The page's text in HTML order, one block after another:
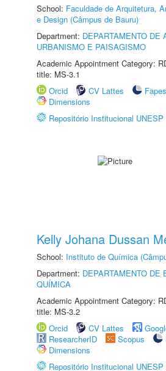
School: Faculdade de Arquitetura,
e Design (Câmpus de Bauru)
Department: DEPARTAMENTO DE
URBANISMO E PAISAGISMO
Academic Appointment Category:
title: MS-3.1
Orcid
CV Lattes
Dimensions
Repositório Institucional UNESP
Kelly Johana Dussan
School: Instituto de Química
Department: DEPARTAMENTO DE
QUÍMICA
Academic Appointment Category:
title: MS-3.2
Orcid
CV Lattes
ResearcherID
Scopus
Dimensions
Repositório Institucional UNESP